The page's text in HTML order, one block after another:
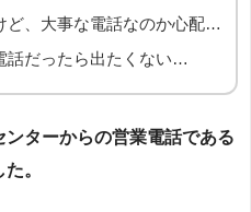
ど、大事な電話なのか心配…
話だったら出たくない…
ンターからの営業電話である
。